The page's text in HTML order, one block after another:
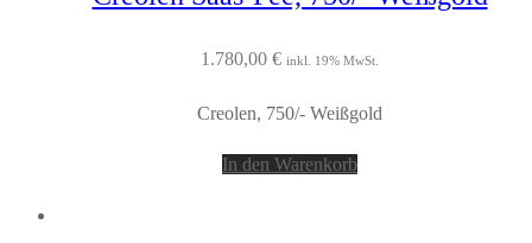
1.780,00 € inkl. 19% MwSt.
Creolen, 750/- Weißgold
In den Warenkorb